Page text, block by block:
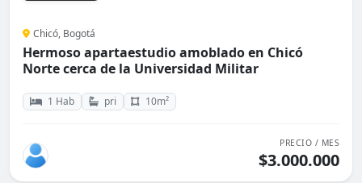
Chicó, Bogotá
Hermoso apartaestudio amoblado en Chicó
Norte cerca de la Universidad Militar
1 Hab pri 10m²
PRECIO / MES
$3.000.000